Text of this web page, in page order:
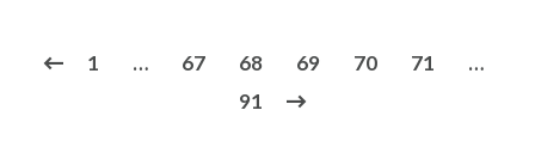
1 … 67 68 69 70 71
…
91